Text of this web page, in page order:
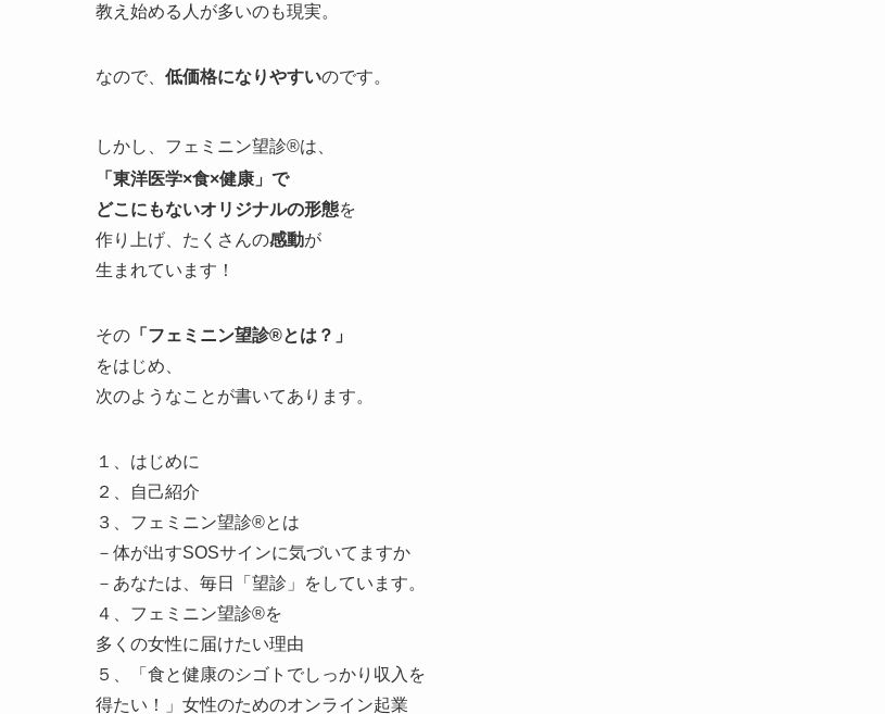
教え始める人が多いのも現実。
なので、 低価格になりやすいのです。
しかし、フェミニン望診®は、
「東洋医学×食×健康」で
どこにもないオリジナルの形態を
作り上げ、たくさんの感動が
生まれています！
その 「フェミニン望診®とは？」
をはじめ、
次のようなことが書いてあります。
１、はじめに
２、自己紹介
３、フェミニン望診®とは
－体が出すSOSサインに気づいてますか
－あなたは、毎日「望診」をしています。
４、フェミニン望診®を
多くの女性に届けたい理由
５、「食と健康のシゴトでしっかり収入を
得たい！」女性のためのオンライン起業